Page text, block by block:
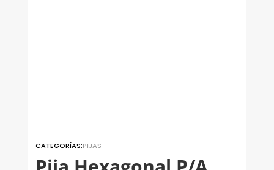
CATEGORÍAS:PIJAS